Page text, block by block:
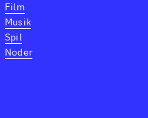
Film
Musik
Spil
Noder